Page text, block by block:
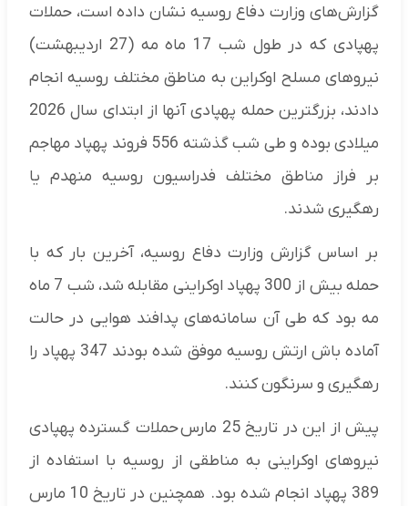
گزارش‌های وزارت دفاع روسیه نشان داده است، حملات
پهپادی که در طول شب 17 ماه مه (27 اردیبهشت)
نیروهای مسلح اوکراین به مناطق مختلف روسیه انجام
دادند، بزرگترین حمله پهپادی آنها از ابتدای سال 2026
میلادی بوده و طی شب گذشته 556 فروند پهپاد مهاجم
بر فراز مناطق مختلف فدراسیون روسیه منهدم یا
رهگیری شدند.
بر اساس گزارش وزارت دفاع روسیه، آخرین بار که با
حمله بیش از 300 پهپاد اوکراینی مقابله شد، شب 7 ماه
مه بود که طی آن سامانه‌های پدافند هوایی در حالت
آماده باش ارتش روسیه موفق شده بودند 347 پهپاد را
رهگیری و سرنگون کنند.
پیش از این در تاریخ 25 مارس حملات گسترده پهپادی
نیروهای اوکراینی به مناطقی از روسیه با استفاده از
389 پهپاد انجام شده بود. همچنین در تاریخ 10 مارس